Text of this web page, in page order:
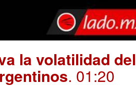
la volatilidad del
. 01:20